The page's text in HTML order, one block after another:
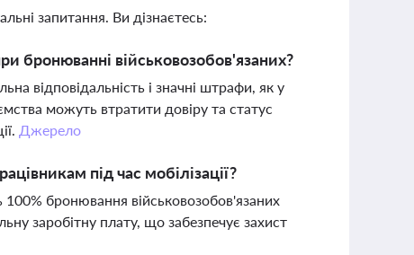
запитання. Ви дізнаєтесь:
бронюванні військовозобов'язаних?
відповідальність і значні штрафи, як у
можуть втратити довіру та статус
Джерело
під час мобілізації?
бронювання військовозобов'язаних
заробітну плату, що забезпечує захист